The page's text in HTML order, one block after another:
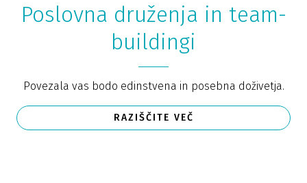
Poslovna druženja in team-
buildingi
Povezala vas bodo edinstvena in posebna doživetja.
RAZIŠČITE VEČ